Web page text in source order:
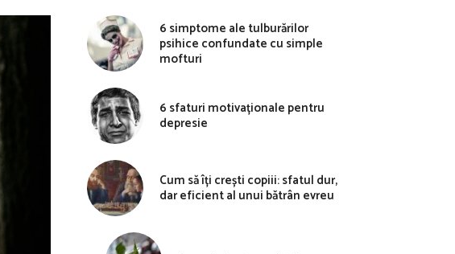
6 simptome ale tulburărilor
psihice confundate cu simple
mofturi
6 sfaturi motivaționale pentru
depresie
Cum să îți crești copiii: sfatul dur,
dar eficient al unui bătrân evreu